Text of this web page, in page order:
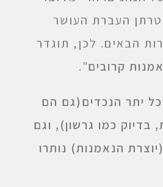
העברת העושר
הבאים. לכן, תוגדר
קרובים".
יתר הנכדים(גם הם
בדיוק כמו גרשון), וגם
הנאמנות) נותרו